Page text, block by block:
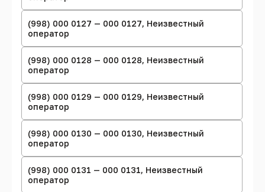
(998) 000 0127 — 000 0127, Неизвестный
оператор
(998) 000 0128 — 000 0128, Неизвестный
оператор
(998) 000 0129 — 000 0129, Неизвестный
оператор
(998) 000 0130 — 000 0130, Неизвестный
оператор
(998) 000 0131 — 000 0131, Неизвестный
оператор